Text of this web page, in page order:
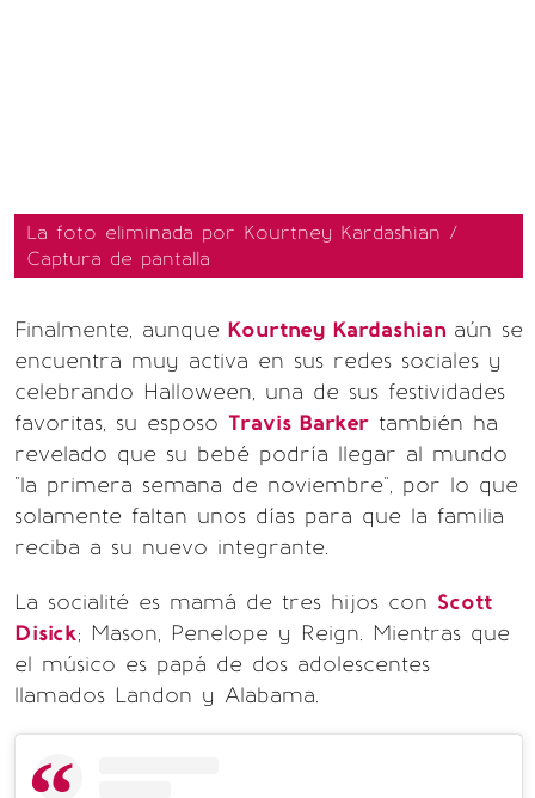
La foto eliminada por Kourtney Kardashian /
Captura de pantalla
Finalmente, aunque Kourtney Kardashian aún se
encuentra muy activa en sus redes sociales y
celebrando Halloween, una de sus festividades
favoritas, su esposo Travis Barker también ha
revelado que su bebé podría llegar al mundo
"la primera semana de noviembre", por lo que
solamente faltan unos días para que la familia
reciba a su nuevo integrante.
La socialité es mamá de tres hijos con Scott
Disick; Mason, Penelope y Reign. Mientras que
el músico es papá de dos adolescentes
llamados Landon y Alabama.